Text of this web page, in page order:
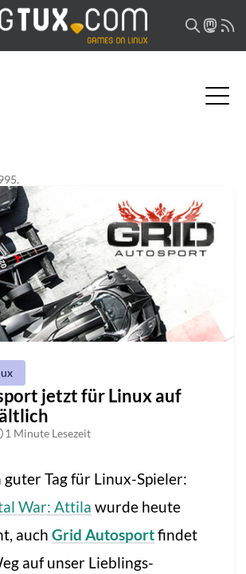
jetzt für Linux auf
1 Minute Lesezeit
guter Tag für Linux-Spieler:
War: Attila wurde heute
auch Grid Autosportfindet
auf unser Lieblings-